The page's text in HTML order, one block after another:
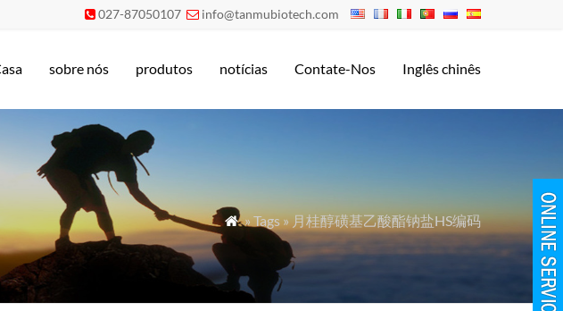
 027-87050107  info@tanmubiotech.com
sobre nós produtos notícias Contate-Nos Inglês chinês
 » Tags » 月桂醇磺基乙酸酯钠盐HS编码